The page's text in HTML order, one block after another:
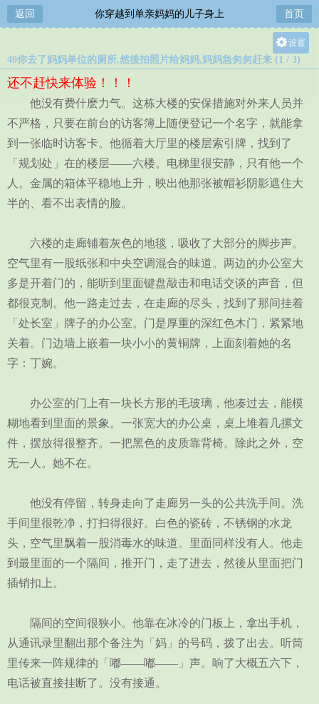
返回 你穿越到单亲妈妈的儿子身上 首页
设置
关灯
中
小
40你去了妈妈单位的厕所,然後拍照片给妈妈,妈妈急匆匆赶来 (1 / 3)
还不赶快来体验！！！
他没有费什麽力气。这栋大楼的安保措施对外来人员并
不严格，只要在前台的访客簿上随便登记一个名字，就能拿
到一张临时访客卡。他循着大厅里的楼层索引牌，找到了
「规划处」在的楼层——六楼。电梯里很安静，只有他一个
人。金属的箱体平稳地上升，映出他那张被帽衫阴影遮住大
半的、看不出表情的脸。
六楼的走廊铺着灰色的地毯，吸收了大部分的脚步声。
空气里有一股纸张和中央空调混合的味道。两边的办公室大
多是开着门的，能听到里面键盘敲击和电话交谈的声音，但
都很克制。他一路走过去，在走廊的尽头，找到了那间挂着
「处长室」牌子的办公室。门是厚重的深红色木门，紧紧地
关着。门边墙上嵌着一块小小的黄铜牌，上面刻着她的名
字：丁婉。
办公室的门上有一块长方形的毛玻璃，他凑过去，能模
糊地看到里面的景象。一张宽大的办公桌，桌上堆着几摞文
件，摆放得很整齐。一把黑色的皮质靠背椅。除此之外，空
无一人。她不在。
他没有停留，转身走向了走廊另一头的公共洗手间。洗
手间里很乾净，打扫得很好。白色的瓷砖，不锈钢的水龙
头，空气里飘着一股消毒水的味道。里面同样没有人。他走
到最里面的一个隔间，推开门，走了进去，然後从里面把门
插销扣上。
隔间的空间很狭小。他靠在冰冷的门板上，拿出手机，
从通讯录里翻出那个备注为「妈」的号码，拨了出去。听筒
里传来一阵规律的「嘟——嘟——」声。响了大概五六下，
电话被直接挂断了。没有接通。